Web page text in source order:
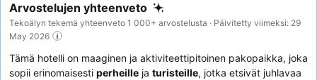
Arvostelujen yhteenveto
Tekoälyn tekemä yhteenveto 1 000+ arvostelusta · Päivitetty viimeksi: 29
May 2026
Tämä hotelli on maaginen ja aktiviteettipitoinen pakopaikka, joka
sopii erinomaisesti perheille ja turisteille, jotka etsivät juhlavaa